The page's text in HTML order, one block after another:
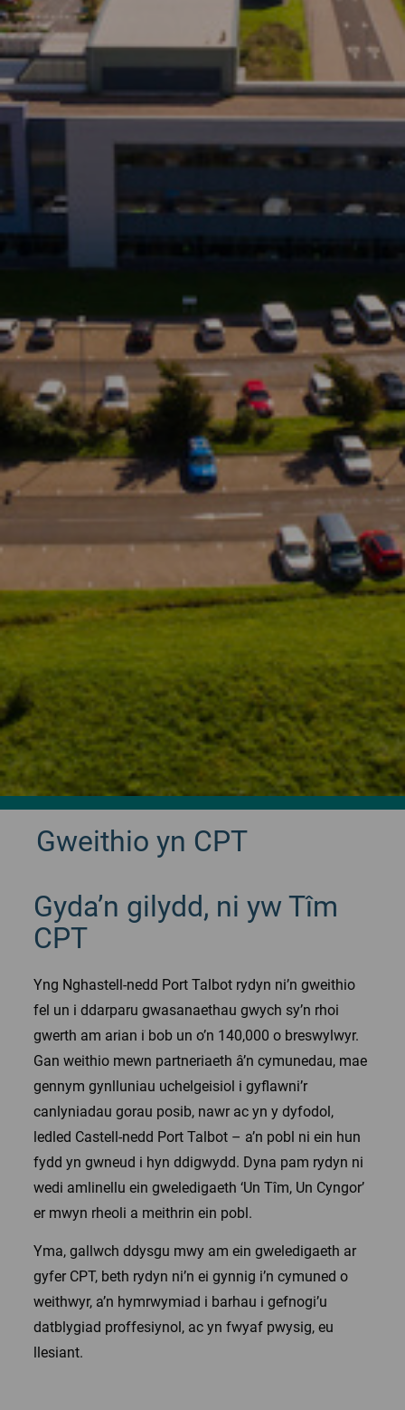
Gweithio yn CPT
Gyda’n gilydd, ni yw Tîm
CPT
Yng Nghastell-nedd Port Talbot rydyn ni’n gweithio
fel un i ddarparu gwasanaethau gwych sy’n rhoi
gwerth am arian i bob un o’n 140,000 o breswylwyr.
Gan weithio mewn partneriaeth â’n cymunedau, mae
gennym gynlluniau uchelgeisiol i gyflawni’r
canlyniadau gorau posib, nawr ac yn y dyfodol,
ledled Castell-nedd Port Talbot – a’n pobl ni ein hun
fydd yn gwneud i hyn ddigwydd. Dyna pam rydyn ni
wedi amlinellu ein gweledigaeth ‘Un Tîm, Un Cyngor’
er mwyn rheoli a meithrin ein pobl.
Yma, gallwch ddysgu mwy am ein gweledigaeth ar
gyfer CPT, beth rydyn ni’n ei gynnig i’n cymuned o
weithwyr, a’n hymrwymiad i barhau i gefnogi’u
datblygiad proffesiynol, ac yn fwyaf pwysig, eu
llesiant.